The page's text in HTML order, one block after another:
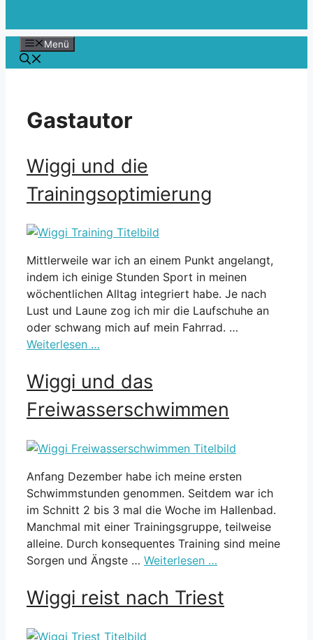
Menü
Gastautor
Wiggi und die
Trainingsoptimierung
Mittlerweile war ich an einem Punkt angelangt,
indem ich einige Stunden Sport in meinen
wöchentlichen Alltag integriert habe. Je nach
Lust und Laune zog ich mir die Laufschuhe an
oder schwang mich auf mein Fahrrad. …
Weiterlesen …
Wiggi und das
Freiwasserschwimmen
Anfang Dezember habe ich meine ersten
Schwimmstunden genommen. Seitdem war ich
im Schnitt 2 bis 3 mal die Woche im Hallenbad.
Manchmal mit einer Trainingsgruppe, teilweise
alleine. Durch konsequentes Training sind meine
Sorgen und Ängste … Weiterlesen …
Wiggi reist nach Triest